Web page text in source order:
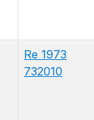
Re 1973
732010